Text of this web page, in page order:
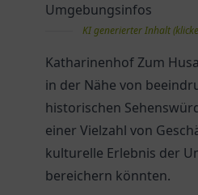
Umgebungsinfos
KI generierter Inhalt
Katharinenhof Zum
in der Nähe von
historischen
einer Vielzahl von
kulturelle Erlebnis der
bereichern könnten.